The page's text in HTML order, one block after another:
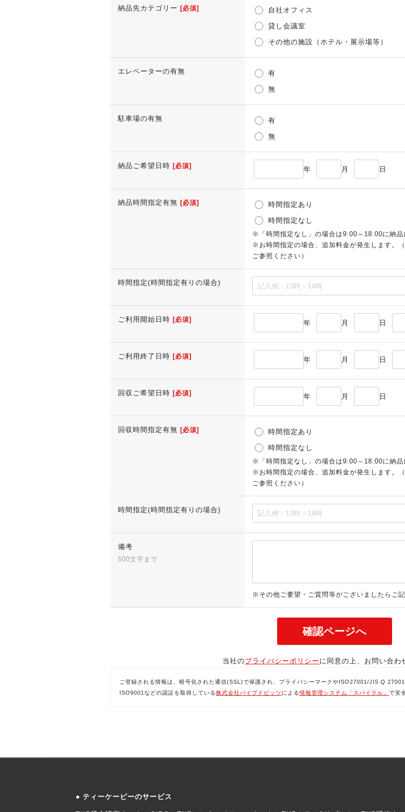
納品先カテゴリー [必須]
自社オフィス
貸し会議室
その他の施設（ホテル・展示場等）
エレベーターの有無
有
無
駐車場の有無
有
無
納品ご希望日時 [必須] 年 月 日
納品時間指定有無 [必須]
時間指定あり
時間指定なし
※「時間指定なし」の場合は9:00～18:00に納品
※お時間指定の場合、追加料金が発生します。（
ご参照ください）
時間指定(時間指定有りの場合)
ご利用開始日時 [必須] 年 月 日
ご利用終了日時 [必須] 年 月 日
回収ご希望日時 [必須] 年 月 日
回収時間指定有無 [必須]
時間指定あり
時間指定なし
※「時間指定なし」の場合は9:00～18:00に納品
※お時間指定の場合、追加料金が発生します。（
ご参照ください）
時間指定(時間指定有りの場合)
備考
500文字まで
※その他ご要望・ご質問等がございましたらご記
当社のプライバシーポリシーに同意の上、お問い合わ
ご登録される情報は、暗号化された通信(SSL)で保護され、プライバシーマークやISO27001/JIS Q
ISO9001などの認証を取得している株式会社パイプドビッツ による情報管理システム「スパイラル」 で安
ティーケーピーのサービス